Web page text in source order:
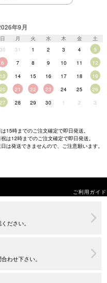
年9月
日 月 火 水 木 金
土
30
31 1 2 3 4
5
6
7 8 9 10 11
12
13
14 15 16 17 18
19
20
21 22 23 24 25
26
27
28 29 30 1 2 3
15時までのご注文確定で即日発送。
は12時までのご注文確定で即日発送。
は発送できませんので、ご注意願います。
ご利用ガイド